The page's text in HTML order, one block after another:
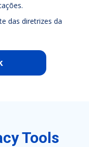
das diretrizes da
Tools